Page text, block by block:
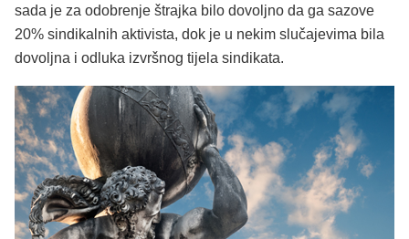
sada je za odobrenje štrajka bilo dovoljno da ga sazove
20% sindikalnih aktivista, dok je u nekim slučajevima bila
dovoljna i odluka izvršnog tijela sindikata.